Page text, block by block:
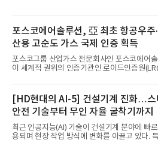
포스코에어솔루션, 亞 최초 항공우주
산용 고순도 가스 국제 인증 획득
포스코그룹 산업가스 전문회사인 포스코에어
이 세계적 권위의 인증기관인 로이드인증원
순도 희귀가스 제조 분야 국제공인 인증인 ‘항
방산 품질경영시스템(AS9100D)’을 획득했다.
에어솔루션은 6일 서울 포스코센터에서 김대연
코에어솔루션 대표, 이일형 로이드인증원
국지사 대표 등이 참석한 가운데 ‘항공우주·방
경영시스템(AS9100D)’ 인증수여식을 가졌다
다.포스코에어솔루션이 획득한 AS9100D는 국
[HD현대의 AI-5] 건설기계 진화…스
안전 기술부터 무인 자율 굴착기까지
최근 인공지능(AI) 기술이 건설기계 분야에 빠
용되며 현장 작업 방식에 변화를 이끌고 있다.